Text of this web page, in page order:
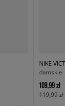
NIKE
damskie
109,99 zł
119,99 zł